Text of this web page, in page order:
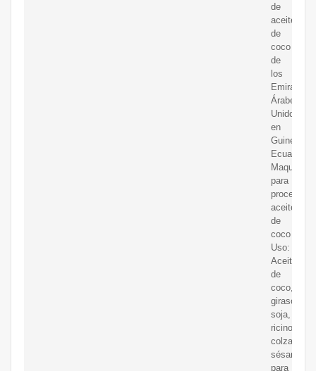
de
aceite
de
coco
de
los
Emiratos
Árabes
Unidos
en
Guinea
Ecuatorial
Maquinaria
para
procesar
aceite
de
coco
Uso:
Aceite
de
coco,
girasol,
soja,
ricino,
colza,
sésamo,
para